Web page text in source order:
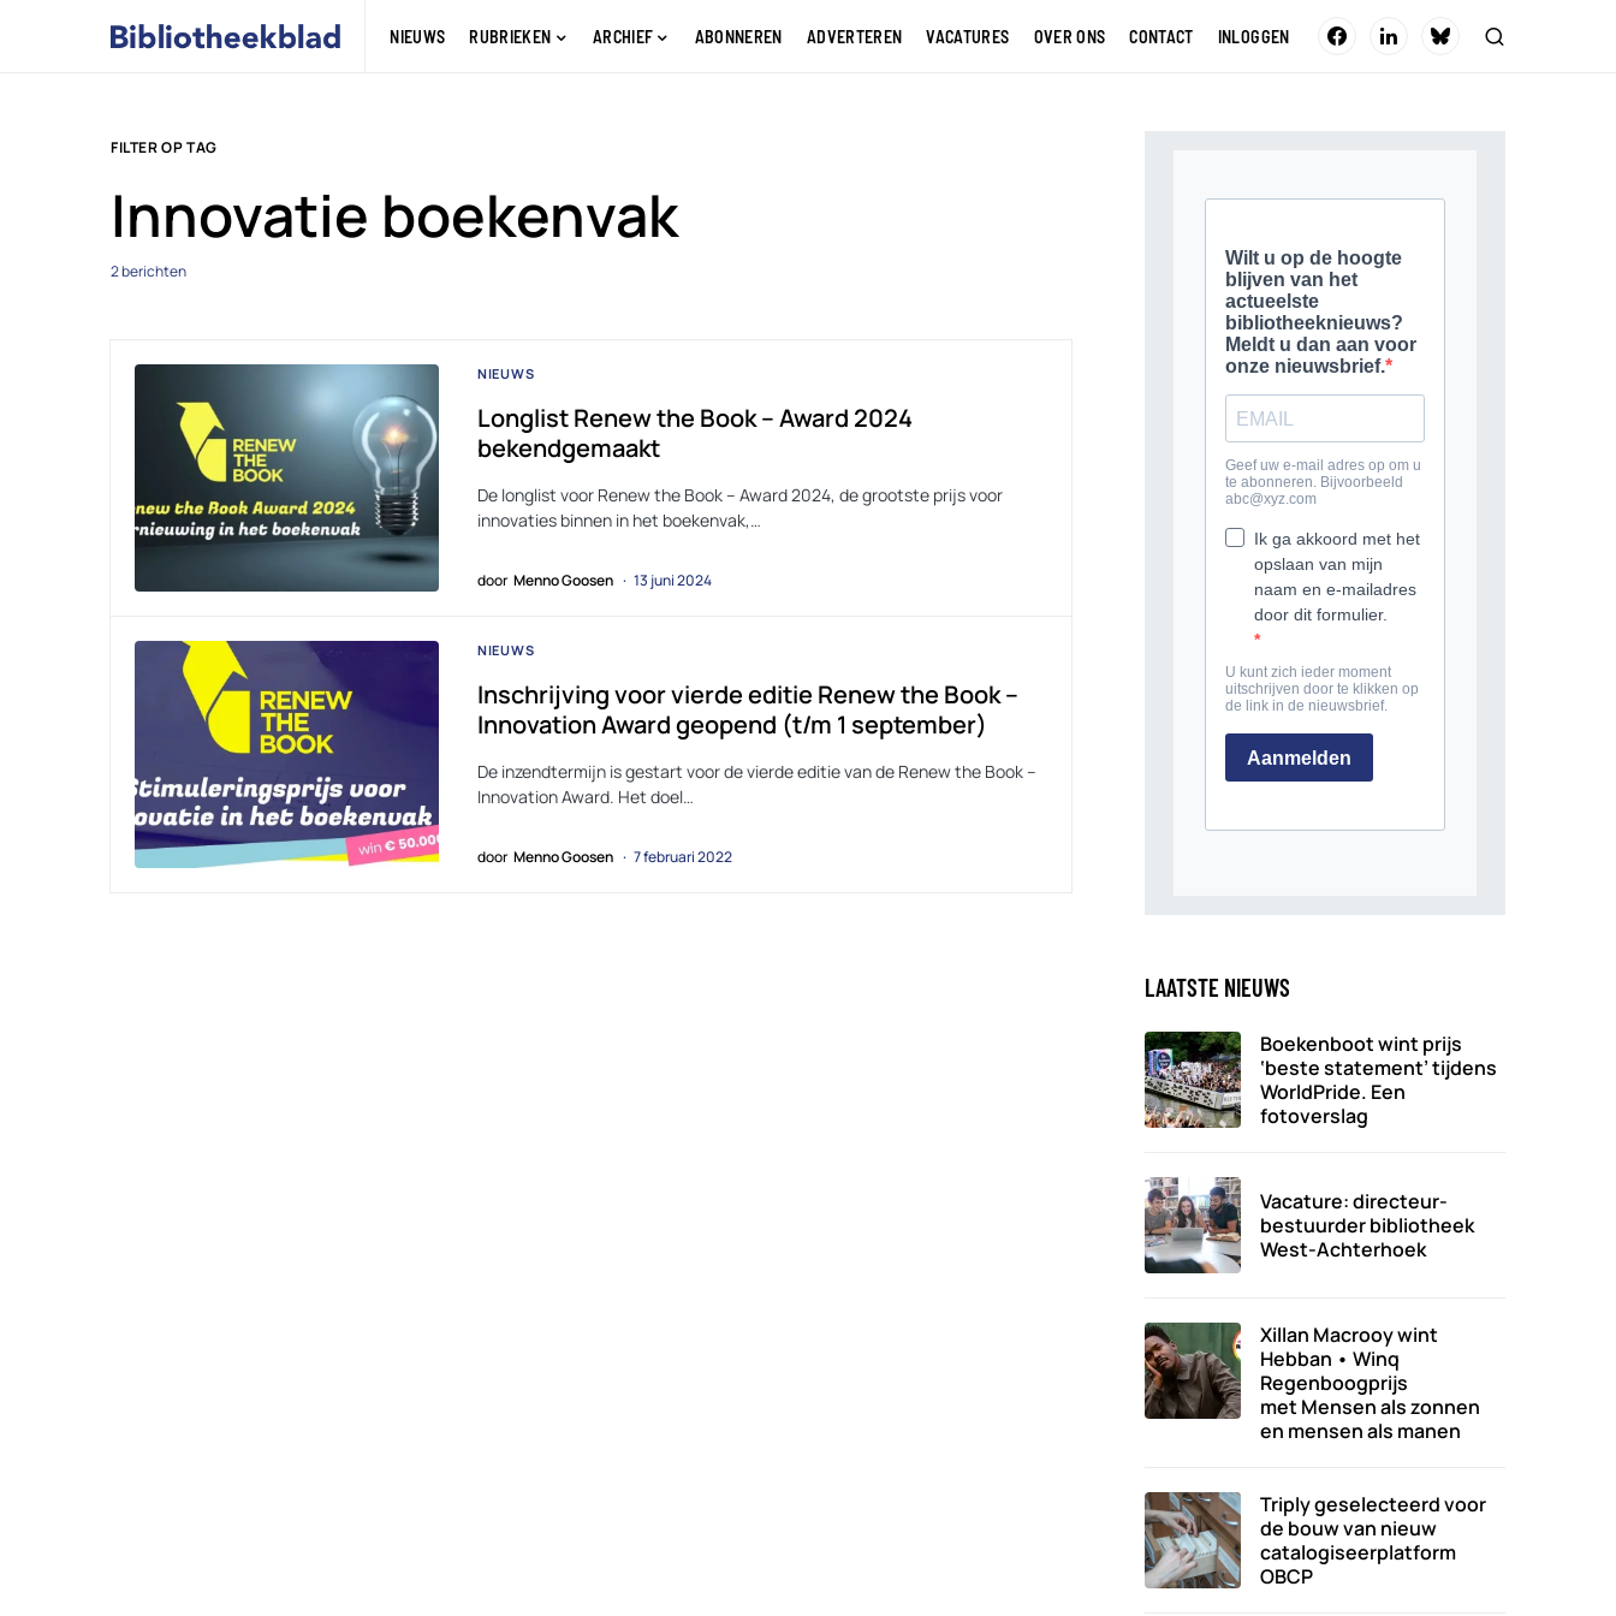
NIEUWS RUBRIEKEN ARCHIEF ABONNEREN ADVERTEREN VACATURES OVER ONS CONTACT INLOGGEN
FILTER OP TAG
Innovatie boekenvak
2 berichten
NIEUWS
Longlist Renew the Book – Award 2024
bekendgemaakt
De longlist voor Renew the Book – Award 2024, de grootste prijs voor
innovaties binnen in het boekenvak,…
door Menno Goosen 13 juni 2024
NIEUWS
Inschrijving voor vierde editie Renew the Book –
Innovation Award geopend (t/m 1 september)
De inzendtermijn is gestart voor de vierde editie van de Renew the Book –
Innovation Award. Het doel…
door Menno Goosen 7 februari 2022
LAATSTE NIEUWS
Boekenboot wint prijs
‘beste statement’ tijdens
WorldPride. Een
fotoverslag
Vacature: directeur-
bestuurder bibliotheek
West-Achterhoek
Xillan Macrooy wint
Hebban • Winq
Regenboogprijs
met Mensen als zonnen
en mensen als manen
Triply geselecteerd voor
de bouw van nieuw
catalogiseerplatform
OBCP